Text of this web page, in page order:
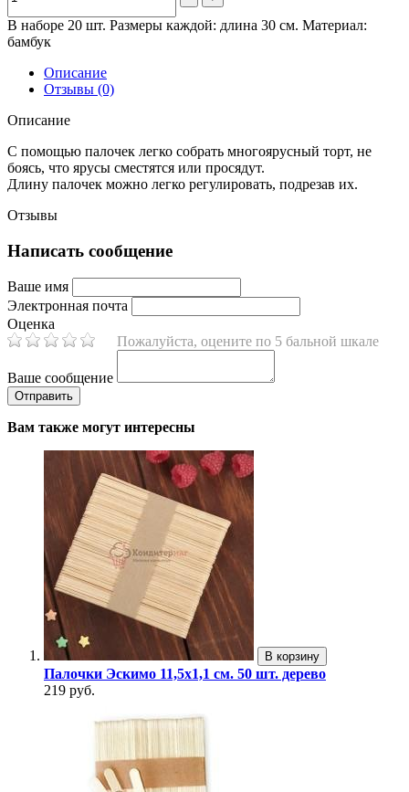
В наборе 20 шт. Размеры каждой: длина 30 см. Материал:
бамбук
Описание
Отзывы (0)
Описание
С помощью палочек легко собрать многоярусный торт, не
боясь, что ярусы сместятся или просядут.
Длину палочек можно легко регулировать, подрезав их.
Отзывы
Написать сообщение
Ваше имя
Электронная почта
Оценка
Пожалуйста, оцените по 5 бальной шкале
Ваше сообщение
Вам также могут интересны
В корзину
Палочки Эскимо 11,5х1,1 см. 50 шт. дерево
219 руб.